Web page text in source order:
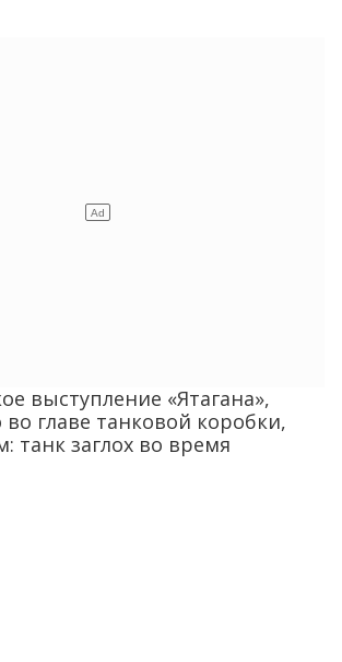
выступление «Ятагана»,
главе танковой коробки,
танк заглох во время